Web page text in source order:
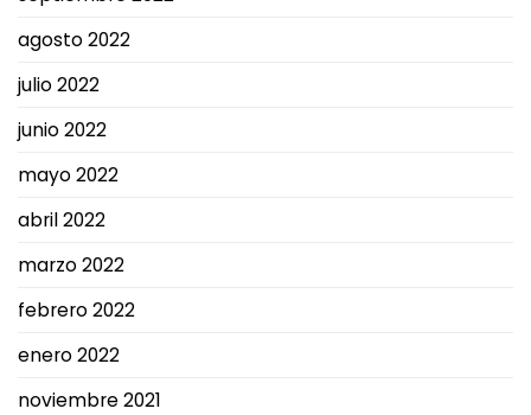
agosto 2022
julio 2022
junio 2022
mayo 2022
abril 2022
marzo 2022
febrero 2022
enero 2022
noviembre 2021